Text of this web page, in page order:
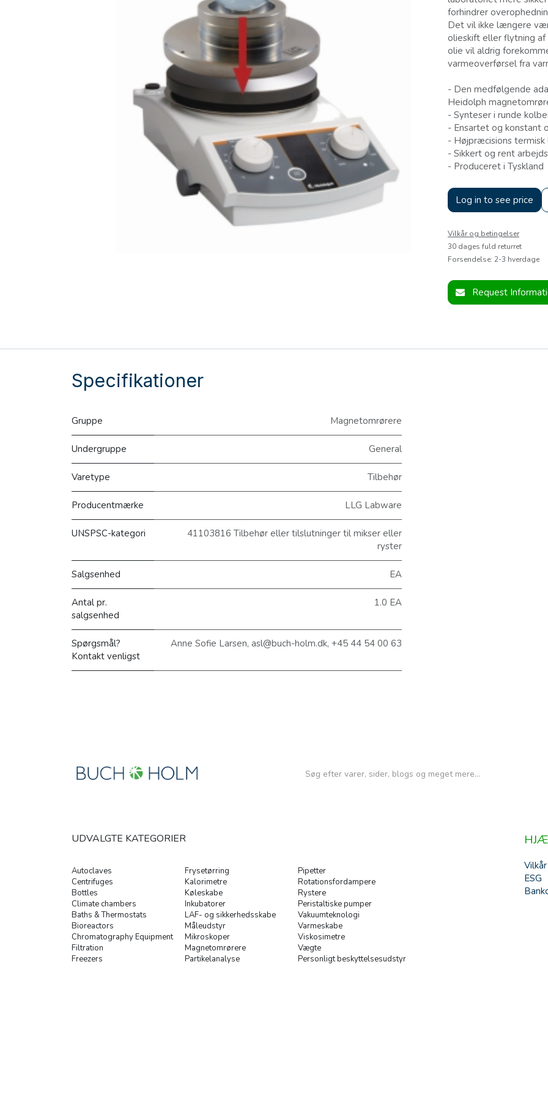
forhindrer
Det vil ikke længere
olieskift eller flytning af
olie vil aldrig
varmeoverførsel fra
- Den medfølgende
Heidolph
- Synteser i runde
- Ensartet og konstant
- Højpræcisions
- Sikkert og rent
- Produceret i Tyskland
Log in to see price
Vilkår og betingelser
30 dages fuld returret
Forsendelse: 2-3 hverdage
Request
Specifikationer
Gruppe Magnetomrørere
Undergruppe General
Varetype Tilbehør
Producentmærke LLG Labware
UNSPSC-kategori
41103816 Tilbehør eller tilslutninger til mikser eller
ryster
Salgsenhed EA
Antal pr.
salgsenhed
1.0 EA
Spørgsmål?
Kontakt venligst
Anne Sofie Larsen, asl@buch-holm.dk, +45 44 54 00 63
Autoclaves
Centrifuges
Bottles
Climate chambers
Baths & Thermostats
Bioreactors
Chromatography Equipment
Filtration
Freezers
Frysetørring
Kalorimetre
Køleskabe
Inkubatorer
LAF- og sikkerhedsskabe
Måleudstyr
Mikroskoper
Magnetomrørere
Partikelanalyse
Pipetter
Rotationsfordampere
Rystere
Peristaltiske pumper
Vakuumteknologi
Varmeskabe
Viskosimetre
Vægte
Personligt beskyttelsesudstyr
UDVALGTE KATEGORIER
Vilkår
ESG